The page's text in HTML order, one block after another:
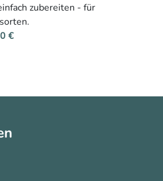
zubereiten - für
€